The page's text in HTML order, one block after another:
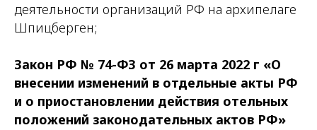
деятельности организаций РФ на архипелаге
Шпицберген;
Закон РФ № 74-ФЗ от 26 марта 2022 г «О
внесении изменений в отдельные акты РФ
и о приостановлении действия отельных
положений законодательных актов РФ»